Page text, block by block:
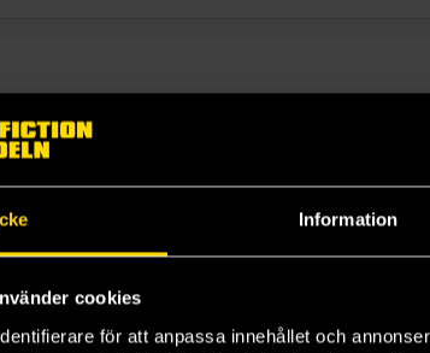
Information
cookies
för att anpassa innehållet och